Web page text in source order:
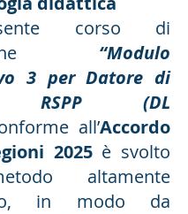
corso di
“Modulo
3 per Datore di
RSPP (DL
all’Accordo
2025è svolto
altamente
in modo da